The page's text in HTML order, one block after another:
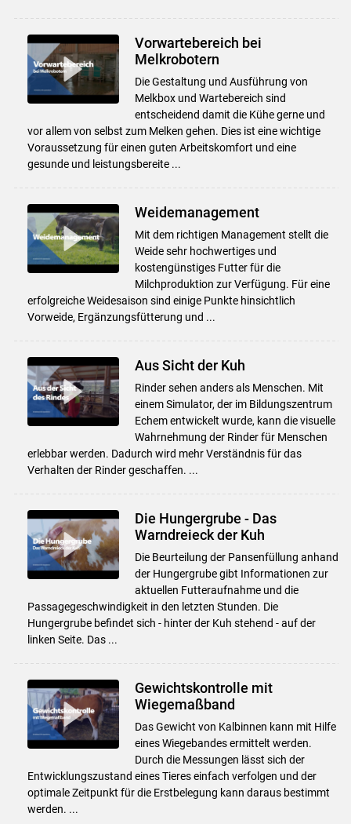
Vorwartebereich bei
Melkrobotern
Die Gestaltung und Ausführung von
Melkbox und Wartebereich sind
entscheidend damit die Kühe gerne und
vor allem von selbst zum Melken gehen. Dies ist eine wichtige
Voraussetzung für einen guten Arbeitskomfort und eine
gesunde und leistungsbereite ...
Weidemanagement
Mit dem richtigen Management stellt die
Weide sehr hochwertiges und
kostengünstiges Futter für die
Milchproduktion zur Verfügung. Für eine
erfolgreiche Weidesaison sind einige Punkte hinsichtlich
Vorweide, Ergänzungsfütterung und ...
Aus Sicht der Kuh
Rinder sehen anders als Menschen. Mit
einem Simulator, der im Bildungszentrum
Echem entwickelt wurde, kann die visuelle
Wahrnehmung der Rinder für Menschen
erlebbar werden. Dadurch wird mehr Verständnis für das
Verhalten der Rinder geschaffen. ...
Die Hungergrube - Das
Warndreieck der Kuh
Die Beurteilung der Pansenfüllung anhand
der Hungergrube gibt Informationen zur
aktuellen Futteraufnahme und die
Passagegeschwindigkeit in den letzten Stunden. Die
Hungergrube befindet sich - hinter der Kuh stehend - auf der
linken Seite. Das ...
Gewichtskontrolle mit
Wiegemaßband
Das Gewicht von Kalbinnen kann mit Hilfe
eines Wiegebandes ermittelt werden.
Durch die Messungen lässt sich der
Entwicklungszustand eines Tieres einfach verfolgen und der
optimale Zeitpunkt für die Erstbelegung kann daraus bestimmt
werden. ...